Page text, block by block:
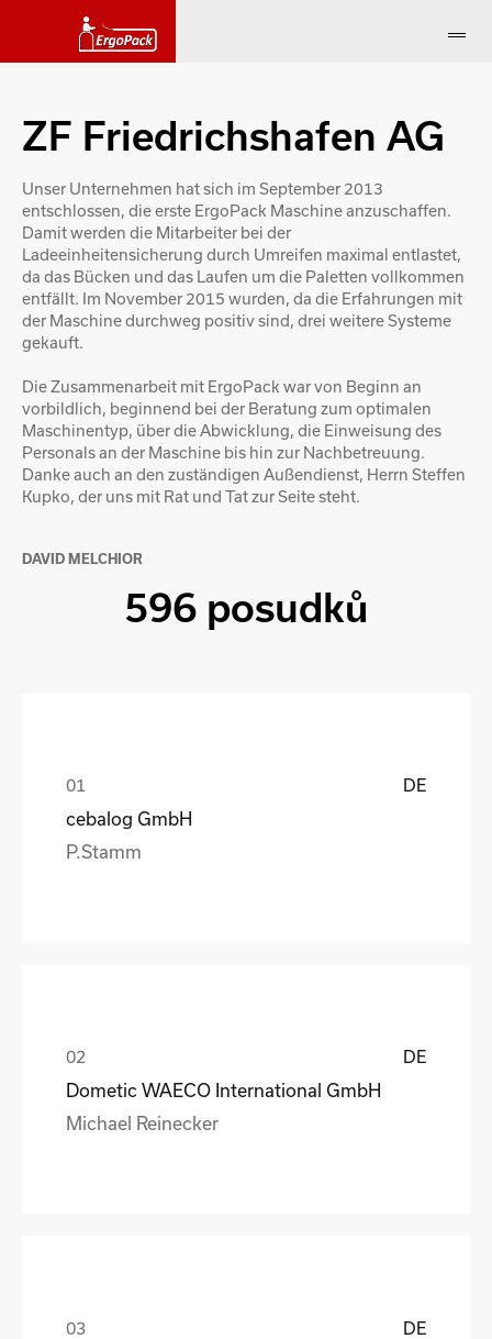
ZF Friedrichshafen AG
Unser Unternehmen hat sich im September 2013
entschlossen, die erste ErgoPack Maschine anzuschaffen.
Damit werden die Mitarbeiter bei der
Ladeeinheitensicherung durch Umreifen maximal entlastet,
da das Bücken und das Laufen um die Paletten vollkommen
entfällt. Im November 2015 wurden, da die Erfahrungen mit
der Maschine durchweg positiv sind, drei weitere Systeme
gekauft.
Die Zusammenarbeit mit ErgoPack war von Beginn an
vorbildlich, beginnend bei der Beratung zum optimalen
Maschinentyp, über die Abwicklung, die Einweisung des
Personals an der Maschine bis hin zur Nachbetreuung.
Danke auch an den zuständigen Außendienst, Herrn Steffen
Kupko, der uns mit Rat und Tat zur Seite steht.
DAVID MELCHIOR
596 posudků
DE
cebalog GmbH
P.Stamm
DE
Dometic WAECO International GmbH
Michael Reinecker
DE